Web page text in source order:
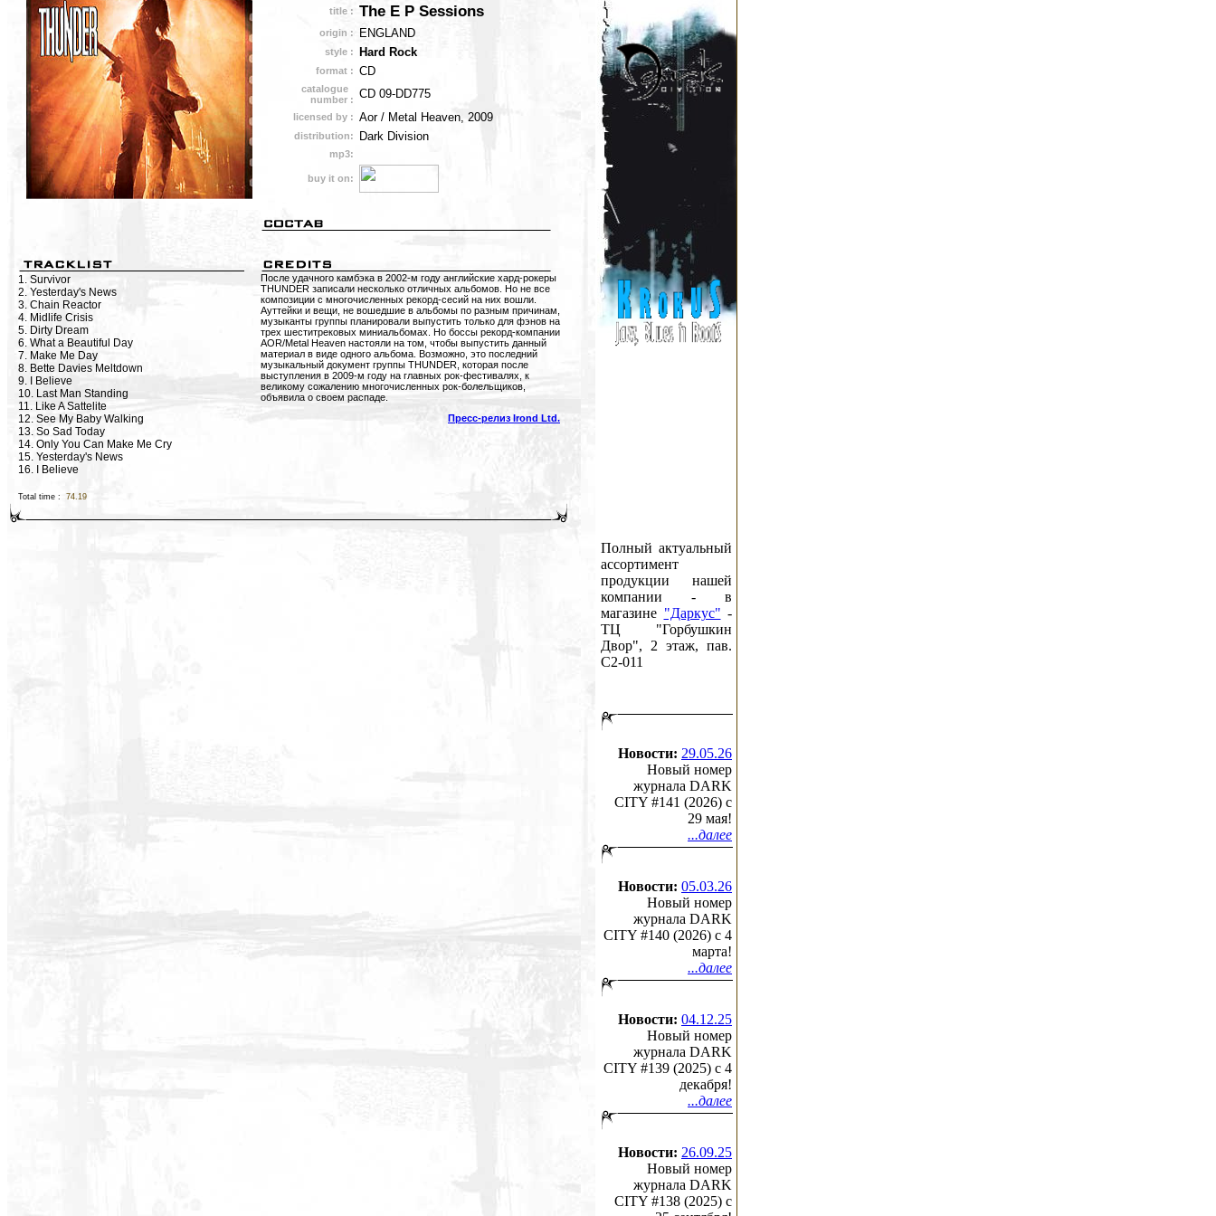
title : The E P Sessions
origin : ENGLAND
style : Hard Rock
format : CD
catalogue
number : CD 09-DD775
licensed by : Aor / Metal Heaven, 2009
distribution: Dark Division
mp3:
buy it on:
1. Survivor
2. Yesterday's News
3. Chain Reactor
4. Midlife Crisis
5. Dirty Dream
6. What a Beautiful Day
7. Make Me Day
8. Bette Davies Meltdown
9. I Believe
10. Last Man Standing
11. Like A Sattelite
12. See My Baby Walking
13. So Sad Today
14. Only You Can Make Me Cry
15. Yesterday's News
16. I Believe
Total time : 74.19
После удачного камбэка в 2002-м году английские хард-рокеры
THUNDER записали несколько отличных альбомов. Но не все
композиции с многочисленных рекорд-сесий на них вошли.
Ауттейки и вещи, не вошедшие в альбомы по разным причинам,
музыканты группы планировали выпустить только для фэнов на
трех шеститрековых миниальбомах. Но боссы рекорд-компании
AOR/Metal Heaven настояли на том, чтобы выпустить данный
материал в виде одного альбома. Возможно, это последний
музыкальный документ группы THUNDER, которая после
выступления в 2009-м году на главных рок-фестивалях, к
великому сожалению многочисленных рок-болельщиков,
объявила о своем распаде.
Пресс-релиз Irond Ltd.
Полный актуальный
ассортимент
продукции нашей
компании - в
магазине "Даркус" -
ТЦ "Горбушкин
Двор", 2 этаж, пав.
C2-011
Новости: 29.05.26
Новый номер
журнала DARK
CITY #141 (2026) c
29 мая!
...далее
Новости: 05.03.26
Новый номер
журнала DARK
CITY #140 (2026) c 4
марта!
...далее
Новости: 04.12.25
Новый номер
журнала DARK
CITY #139 (2025) c 4
декабря!
...далее
Новости: 26.09.25
Новый номер
журнала DARK
CITY #138 (2025) c